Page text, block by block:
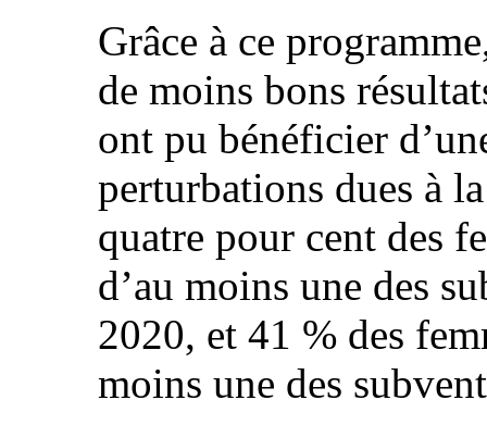
Grâce à ce
de moins bons
ont pu bénéficier
perturbations dues à
quatre pour cent des
d’au moins une des
2020, et 41 % des
moins une des